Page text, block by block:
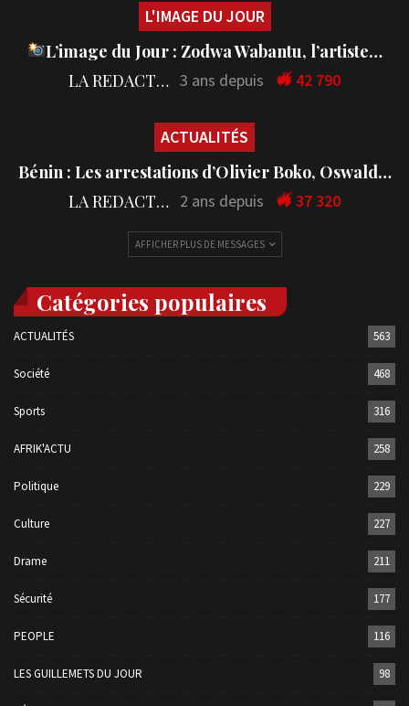
L'IMAGE DU JOUR
L’image du Jour : Zodwa Wabantu, l’artiste…
LA REDACTION 3 ans depuis 42 790
ACTUALITÉS
Bénin : Les arrestations d’Olivier Boko, Oswald…
LA REDACTION 2 ans depuis 37 320
AFFICHER PLUS DE MESSAGES
Catégories populaires
ACTUALITÉS 563
Société 468
Sports 316
AFRIK'ACTU 258
Politique 229
Culture 227
Drame 211
Sécurité 177
PEOPLE 116
LES GUILLEMETS DU JOUR 98